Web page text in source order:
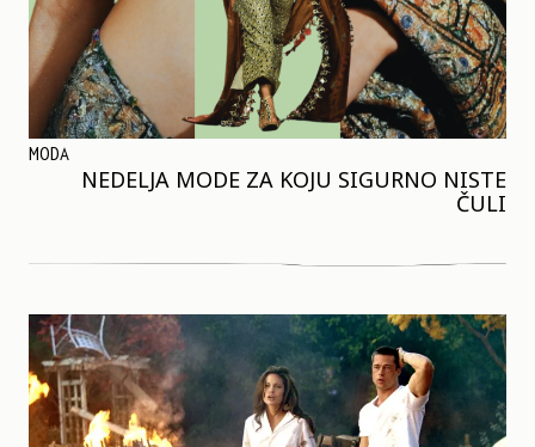
MODA
NEDELJA MODE ZA KOJU SIGURNO NISTE
ČULI